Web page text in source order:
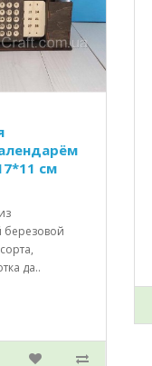
см
березовой
да..